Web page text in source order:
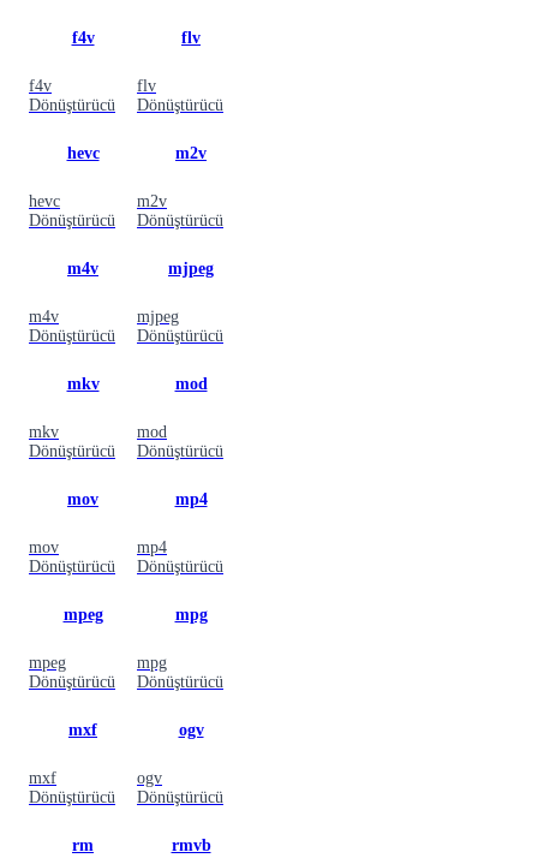
f4v
f4v
Dönüştürücü
flv
flv
Dönüştürücü
hevc
hevc
Dönüştürücü
m2v
m2v
Dönüştürücü
m4v
m4v
Dönüştürücü
mjpeg
mjpeg
Dönüştürücü
mkv
mkv
Dönüştürücü
mod
mod
Dönüştürücü
mov
mov
Dönüştürücü
mp4
mp4
Dönüştürücü
mpeg
mpeg
Dönüştürücü
mpg
mpg
Dönüştürücü
mxf
mxf
Dönüştürücü
ogv
ogv
Dönüştürücü
rm rmvb